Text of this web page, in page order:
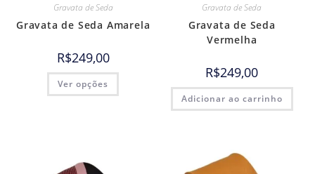
Gravata de Seda
Gravata de Seda Amarela
R$249,00
Ver opções
Gravata de Seda
Gravata de Seda
Vermelha
R$249,00
Adicionar ao carrinho